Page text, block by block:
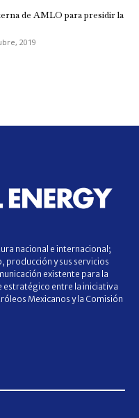
de AMLO para presidir la
2019
nacional e internacional;
producción y sus servicios
existente para la
estratégico entre la iniciativa
Mexicanos y la Comisión